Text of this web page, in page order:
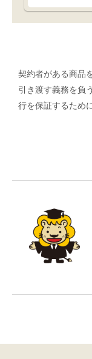
契約者がある商品
引き渡す義務を負
行を保証するため